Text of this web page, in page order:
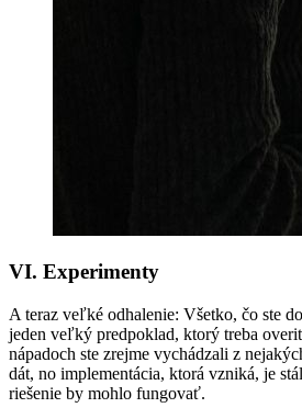
VI. Experimenty
A teraz veľké odhalenie: Všetko, čo ste
jeden veľký predpoklad, ktorý treba
nápadoch ste zrejme vychádzali z
dát, no implementácia, ktorá vzniká, je
riešenie by mohlo fungovať.